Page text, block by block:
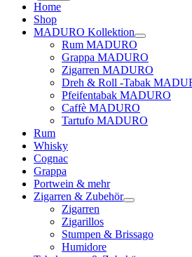
Home
Shop
MADURO Kollektion
Rum MADURO
Grappa MADURO
Zigarren MADURO
Dreh & Roll -Tabak
Pfeifentabak MADURO
Caffè MADURO
Tartufo MADURO
Rum
Whisky
Cognac
Grappa
Portwein & mehr
Zigarren & Zubehör
Zigarren
Zigarillos
Stumpen & Brissago
Humidore